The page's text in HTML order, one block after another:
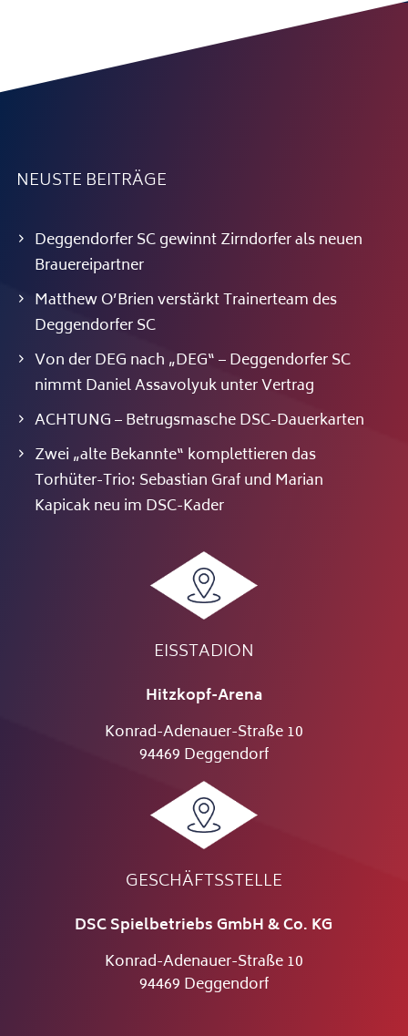
NEUSTE BEITRÄGE
Deggendorfer SC gewinnt Zirndorfer als neuen
Brauereipartner
Matthew O’Brien verstärkt Trainerteam des
Deggendorfer SC
Von der DEG nach „DEG“ – Deggendorfer SC
nimmt Daniel Assavolyuk unter Vertrag
ACHTUNG – Betrugsmasche DSC-Dauerkarten
Zwei „alte Bekannte“ komplettieren das
Torhüter-Trio: Sebastian Graf und Marian
Kapicak neu im DSC-Kader
EISSTADION
Hitzkopf-Arena
Konrad-Adenauer-Straße 10
94469 Deggendorf
GESCHÄFTSSTELLE
DSC Spielbetriebs GmbH & Co. KG
Konrad-Adenauer-Straße 10
94469 Deggendorf